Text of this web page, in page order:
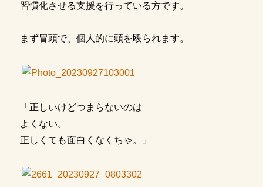
習慣化させる支援を行っている方です。
まず冒頭で、個人的に頭を殴られます。
「正しいけどつまらないのは
よくない。
正しくても面白くなくちゃ。」